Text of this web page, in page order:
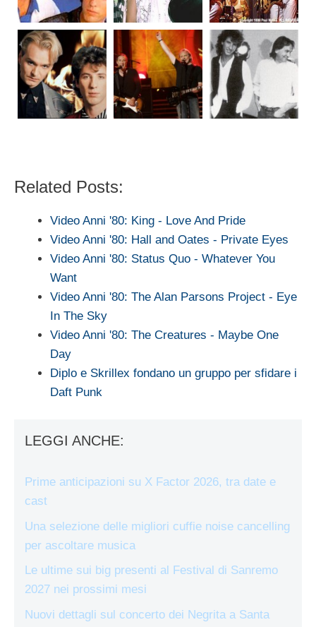
Related Posts:
Video Anni '80: King - Love And Pride
Video Anni '80: Hall and Oates - Private Eyes
Video Anni '80: Status Quo - Whatever You
Want
Video Anni '80: The Alan Parsons Project - Eye
In The Sky
Video Anni '80: The Creatures - Maybe One
Day
Diplo e Skrillex fondano un gruppo per sfidare i
Daft Punk
LEGGI ANCHE:
Prime anticipazioni su X Factor 2026, tra date e
cast
Una selezione delle migliori cuffie noise cancelling
per ascoltare musica
Le ultime sui big presenti al Festival di Sanremo
2027 nei prossimi mesi
Nuovi dettagli sul concerto dei Negrita a Santa